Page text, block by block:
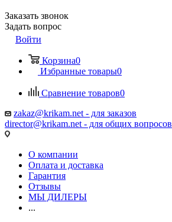
Заказать звонок
Задать вопрос
Войти
Корзина0
Избранные товары0
Сравнение товаров0
zakaz@krikam.net - для заказов
director@krikam.net - для общих вопросов
О компании
Оплата и доставка
Гарантия
Отзывы
МЫ ДИЛЕРЫ
...